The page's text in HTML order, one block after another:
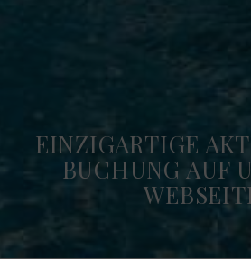
EINZIGARTIGE
BUCHUNG AUF